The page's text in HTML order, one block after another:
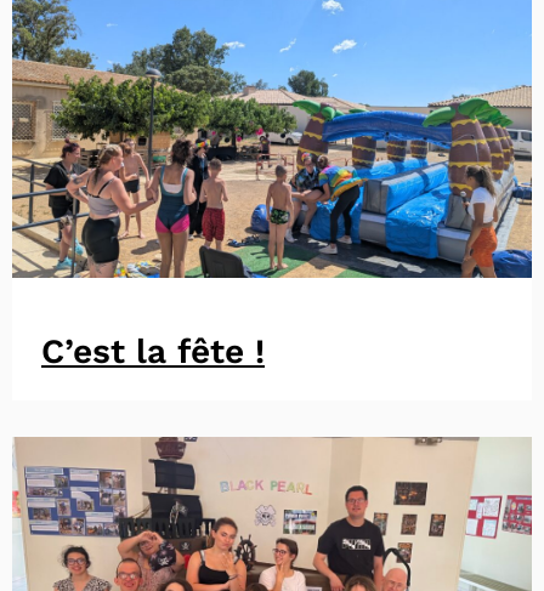
C’est la fête !